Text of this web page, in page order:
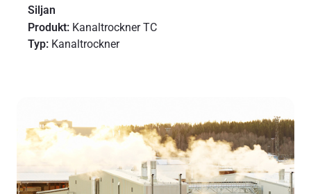
Siljan
Produkt: Kanaltrockner TC
Typ: Kanaltrockner